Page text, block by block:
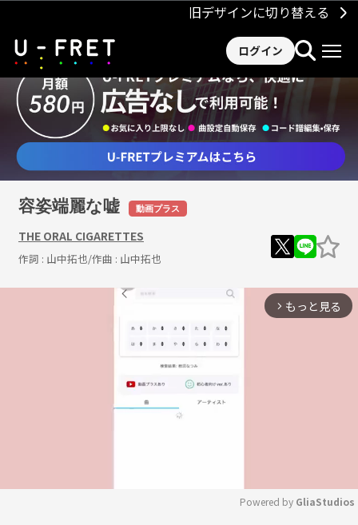
旧デザインに切り替える
ログイン
容姿端麗な嘘 動画プラス
THE ORAL CIGARETTES
作詞 : 山中拓也/作曲 : 山中拓也
arrow_forward_ios もっと見る
Powered by GliaStudios